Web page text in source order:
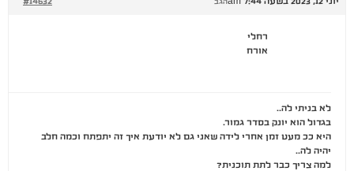
הגב
רחלי
אורח
לא בניתי לה..
בגדול הוא יונק בסדר גמור.
היא ככ מעט זמן אחרי לידה שאני גם לא יודעת איך זה יתפתח וכמה חלב
יהיה לה..
למה צריך כבר לתת תוכנית?